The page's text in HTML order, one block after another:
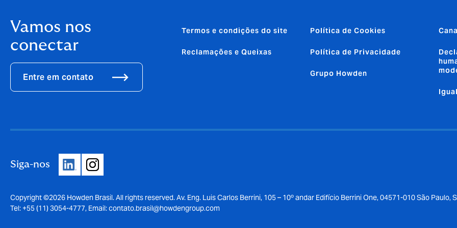
Vamos nos
conectar
Entre em contato
Termos e condições do site
Reclamações e Queixas
Política de Cookies
Política de Privacidade
Grupo Howden
Siga-nos
Copyright ©2026 Howden Brasil. All rights reserved. Av. Eng. Luis Carlos Berrini, 105 – 10º andar Edifício Berrini One, 04571-010 São Paulo,
Tel: +55 (11) 3054-4777, Email:contato.brasil@howdengroup.com